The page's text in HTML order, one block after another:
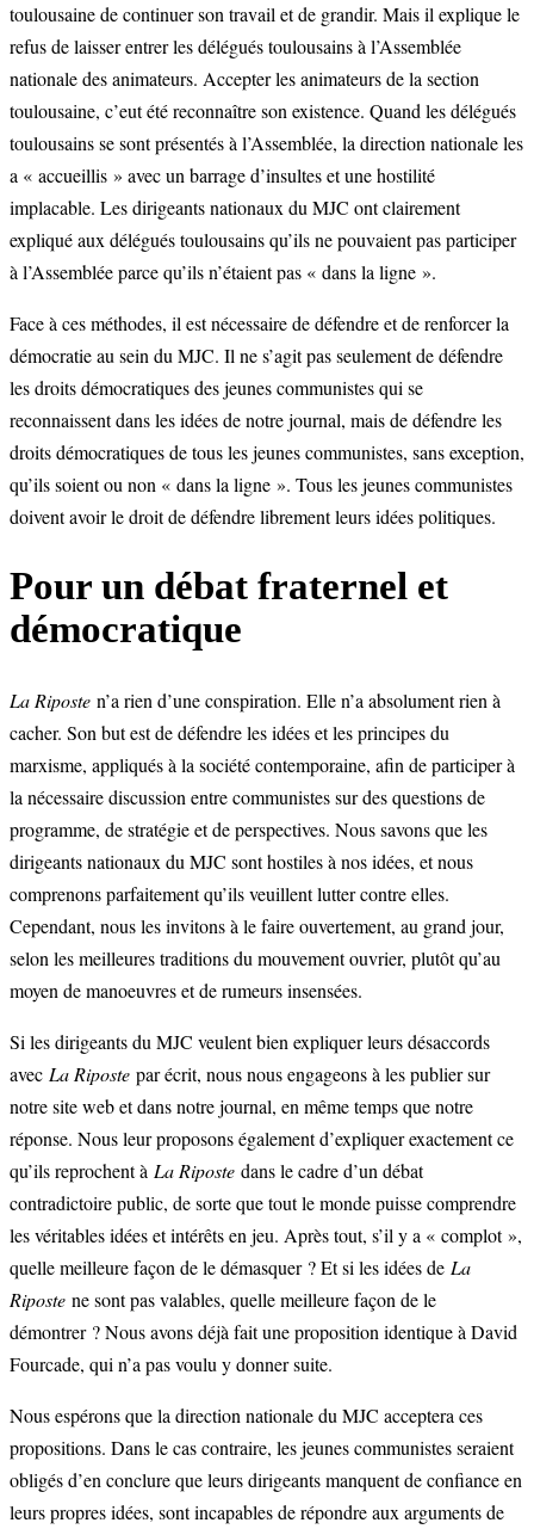
toulousaine de continuer son travail et de grandir. Mais il explique le
refus de laisser entrer les délégués toulousains à l’Assemblée
nationale des animateurs. Accepter les animateurs de la section
toulousaine, c’eut été reconnaître son existence. Quand les délégués
toulousains se sont présentés à l’Assemblée, la direction nationale les
a « accueillis » avec un barrage d’insultes et une hostilité
implacable. Les dirigeants nationaux du MJC ont clairement
expliqué aux délégués toulousains qu’ils ne pouvaient pas participer
à l’Assemblée parce qu’ils n’étaient pas « dans la ligne ».
Face à ces méthodes, il est nécessaire de défendre et de renforcer la
démocratie au sein du MJC. Il ne s’agit pas seulement de défendre
les droits démocratiques des jeunes communistes qui se
reconnaissent dans les idées de notre journal, mais de défendre les
droits démocratiques de tous les jeunes communistes, sans exception,
qu’ils soient ou non « dans la ligne ». Tous les jeunes communistes
doivent avoir le droit de défendre librement leurs idées politiques.
Pour un débat fraternel et
démocratique
La Riposte n’a rien d’une conspiration. Elle n’a absolument rien à
cacher. Son but est de défendre les idées et les principes du
marxisme, appliqués à la société contemporaine, afin de participer à
la nécessaire discussion entre communistes sur des questions de
programme, de stratégie et de perspectives. Nous savons que les
dirigeants nationaux du MJC sont hostiles à nos idées, et nous
comprenons parfaitement qu’ils veuillent lutter contre elles.
Cependant, nous les invitons à le faire ouvertement, au grand jour,
selon les meilleures traditions du mouvement ouvrier, plutôt qu’au
moyen de manoeuvres et de rumeurs insensées.
Si les dirigeants du MJC veulent bien expliquer leurs désaccords
avec La Riposte par écrit, nous nous engageons à les publier sur
notre site web et dans notre journal, en même temps que notre
réponse. Nous leur proposons également d’expliquer exactement ce
qu’ils reprochent à La Riposte dans le cadre d’un débat
contradictoire public, de sorte que tout le monde puisse comprendre
les véritables idées et intérêts en jeu. Après tout, s’il y a « complot »,
quelle meilleure façon de le démasquer ? Et si les idées de La
Riposte ne sont pas valables, quelle meilleure façon de le
démontrer ? Nous avons déjà fait une proposition identique à David
Fourcade, qui n’a pas voulu y donner suite.
Nous espérons que la direction nationale du MJC acceptera ces
propositions. Dans le cas contraire, les jeunes communistes seraient
obligés d’en conclure que leurs dirigeants manquent de confiance en
leurs propres idées, sont incapables de répondre aux arguments de